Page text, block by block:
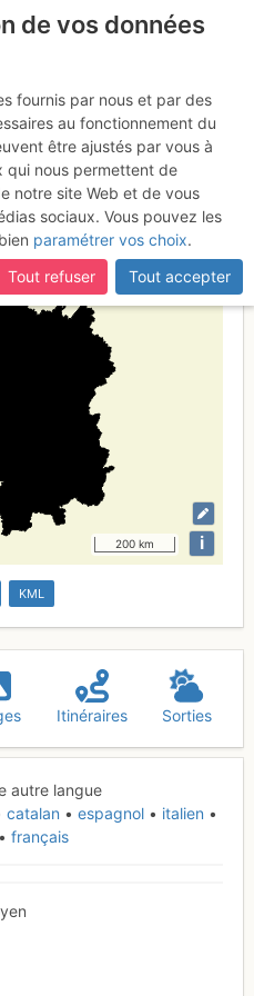
manquantes ou
reconnectez-vous à votre
200 km i
KML
Itinéraires Sorties
autre langue
catalan espagnol
italien
français
de vos données
fournis par nous et par des
au fonctionnement du
être ajustés par vous à
qui nous permettent de
notre site Web et de vous
sociaux. Vous pouvez les
paramétrer vos choix.
Tout refuser
Tout accepter